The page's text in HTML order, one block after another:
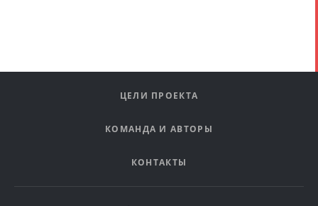
ЦЕЛИ ПРОЕКТА
КОМАНДА И АВТОРЫ
КОНТАКТЫ